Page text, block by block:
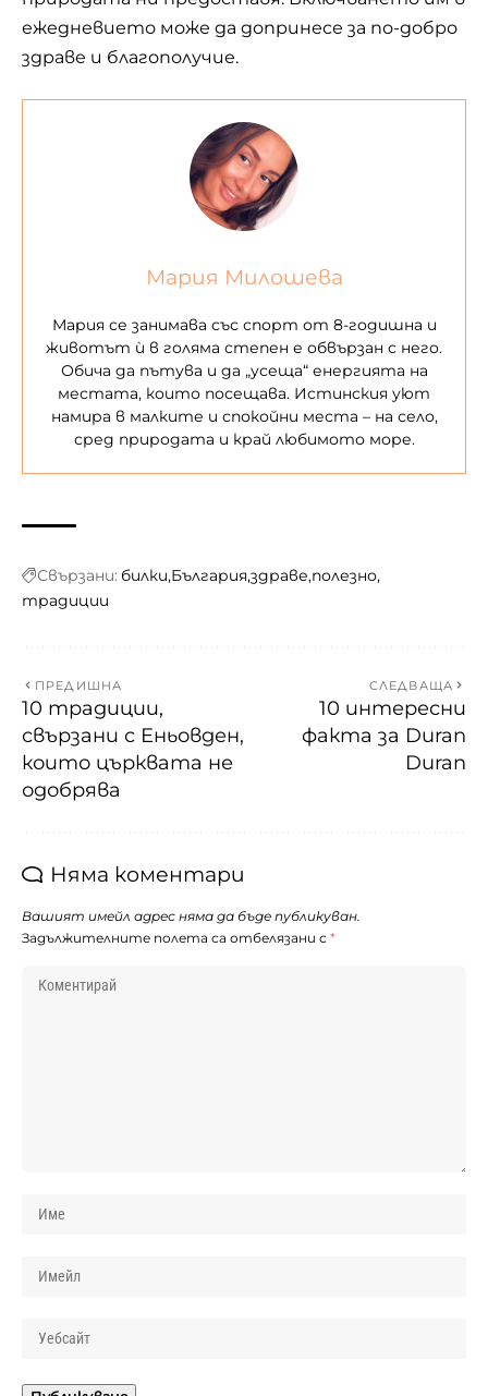
ежедневието може да допринесе за по-добро
здраве и благополучие.
Мария Милошева
Мария се занимава със спорт от 8-годишна и
животът ѝ в голяма степен е обвързан с него.
Обича да пътува и да „усеща“ енергията на
местата, които посещава. Истинския уют
намира в малките и спокойни места – на село,
сред природата и край любимото море.
Свързани: билки България здраве полезно
традиции
ПРЕДИШНА
10 традиции,
свързани с Еньовден,
които църквата не
одобрява
СЛЕДВАЩА
10 интересни
факта за Duran
Duran
Няма коментари
Вашият имейл адрес няма да бъде публикуван.
Задължителните полета са отбелязани с *